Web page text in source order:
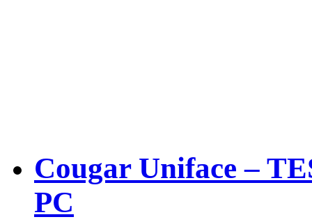
Cougar Uniface –
PC